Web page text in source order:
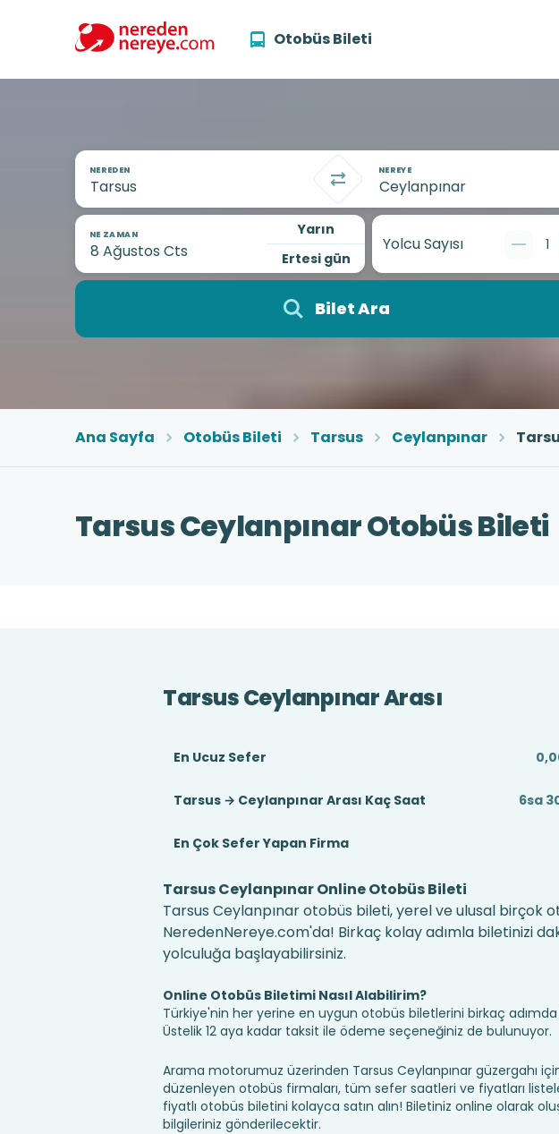
Otobüs Bileti
NEREDEN NEREYE
NE ZAMAN
Yarın
Ertesi gün
Yolcu Sayısı 1
Bilet Ara
Ana Sayfa Otobüs Bileti Tarsus Ceylanpınar
Tarsus Ceylanpınar Otobüs Bileti
Tarsus Ceylanpınar Arası
En Ucuz Sefer
Tarsus → Ceylanpınar Arası Kaç Saat 6sa
En Çok Sefer Yapan Firma
Tarsus Ceylanpınar Online Otobüs Bileti
Tarsus Ceylanpınar otobüs bileti, yerel ve ulusal birçok
NeredenNereye.com'da! Birkaç kolay adımla biletinizi
yolculuğa başlayabilirsiniz.
Online Otobüs Biletimi Nasıl Alabilirim?
Türkiye'nin her yerine en uygun otobüs biletlerini birkaç adımda
Üstelik 12 aya kadar taksit ile ödeme seçeneğiniz de bulunuyor.
Arama motorumuz üzerinden Tarsus Ceylanpınar güzergahı
düzenleyen otobüs firmaları, tüm sefer saatleri ve fiyatları
fiyatlı otobüs biletini kolayca satın alın! Biletiniz online olarak
bilgileriniz gönderilecektir.